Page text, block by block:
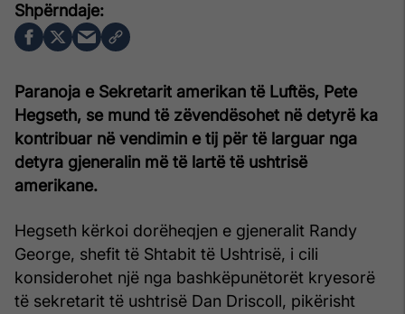
Paranoja e Sekretarit amerikan të Luftës, Pete
Hegseth, se mund të zëvendësohet në detyrë ka
kontribuar në vendimin e tij për të larguar nga
detyra gjeneralin më të lartë të ushtrisë
amerikane.
Hegseth kërkoi dorëheqjen e gjeneralit Randy
George, shefit të Shtabit të Ushtrisë, i cili
konsiderohet një nga bashkëpunëtorët kryesorë
të sekretarit të ushtrisë Dan Driscoll, pikërisht